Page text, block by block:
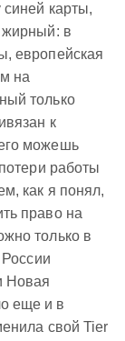
синей карты,
жирный: в
европейская
на
только
к
можешь
работы
как я понял,
право на
только в
России
Новая
еще и в
свой Tier